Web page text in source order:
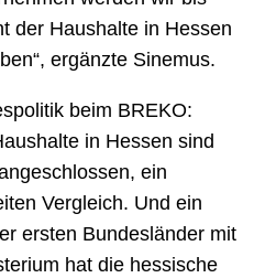
der Haushalte in Hessen
ergänzte Sinemus.
beim BREKO:
in Hessen sind
ein
Vergleich. Und ein
ersten Bundesländer mit
hat die hessische